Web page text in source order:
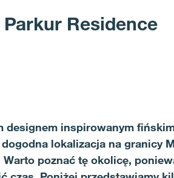
Residence
designem inspirowanym
lokalizacja na granicy
poznać tę okolicę,